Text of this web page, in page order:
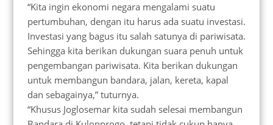
“Kita ingin ekonomi negara mengalami suatu
pertumbuhan, dengan itu harus ada suatu investasi.
Investasi yang bagus itu salah satunya di pariwisata.
Sehingga kita berikan dukungan suara penuh untuk
pengembangan pariwisata. Kita berikan dukungan
untuk membangun bandara, jalan, kereta, kapal
dan sebagainya,” tuturnya.
“Khusus Joglosemar kita sudah selesai membangun